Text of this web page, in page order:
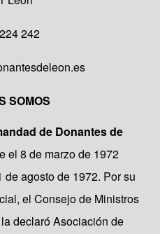
242
SOMOS
de Donantes de
el 8 de marzo de 1972
agosto de 1972. Por su
el Consejo de Ministros
declaró Asociación de